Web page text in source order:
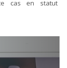
cas en statut